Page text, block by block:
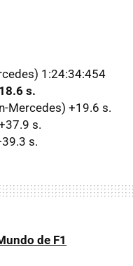
1:24:34:454
s.
Mercedes) +19.6 s.
s.
s.
de F1